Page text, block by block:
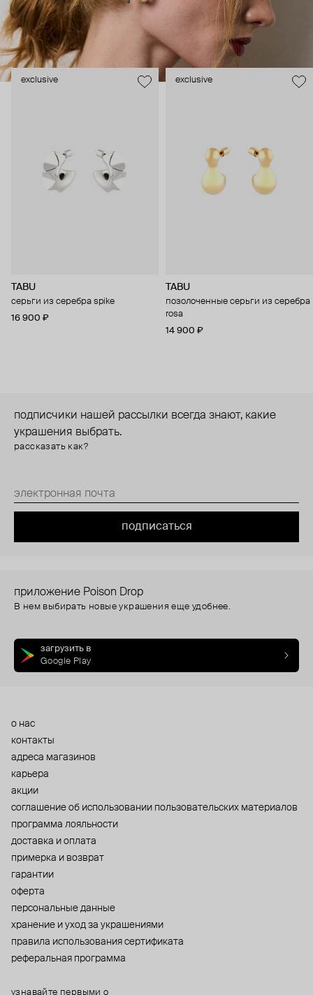
exclusive
TABU
серьги из серебра spike
16 900 ₽
exclusive
TABU
позолоченные серьги из серебра
rosa
14 900 ₽
подписчики нашей рассылки всегда знают, какие
украшения выбрать.
рассказать как?
подписаться
приложение Poison Drop
В нем выбирать новые украшения еще удобнее.
загрузить в
Google Play
о нас
контакты
адреса магазинов
карьера
акции
cоглашение об использовании пользовательских материалов
программа лояльности
доставка и оплата
примерка и возврат
гарантии
оферта
персональные данные
хранение и уход за украшениями
правила использования сертификата
реферальная программа
узнавайте первыми о